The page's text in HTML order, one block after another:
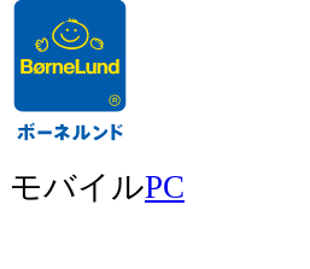
モバイルPC